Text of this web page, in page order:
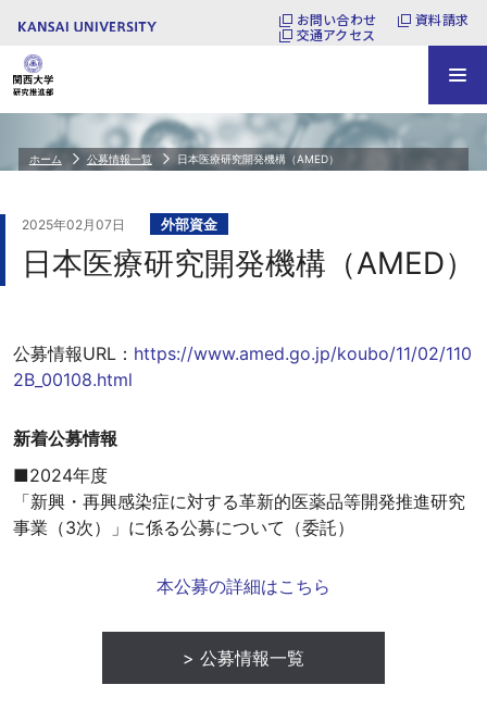
お問い合わせ
資料請求
交通アクセス
ホーム 公募情報一覧 日本医療研究開発機構（AMED）
2025年02月07日 外部資金
日本医療研究開発機構（AMED）
公募情報URL： https://www.amed.go.jp/koubo/11/02/110
2B_00108.html
新着公募情報
■2024年度
「新興・再興感染症に対する革新的医薬品等開発推進研究
事業（3次）」に係る公募について（委託）
本公募の詳細はこちら
公募情報一覧